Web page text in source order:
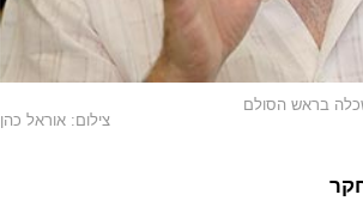
בראש הסולם
צילום: אוראל כהן